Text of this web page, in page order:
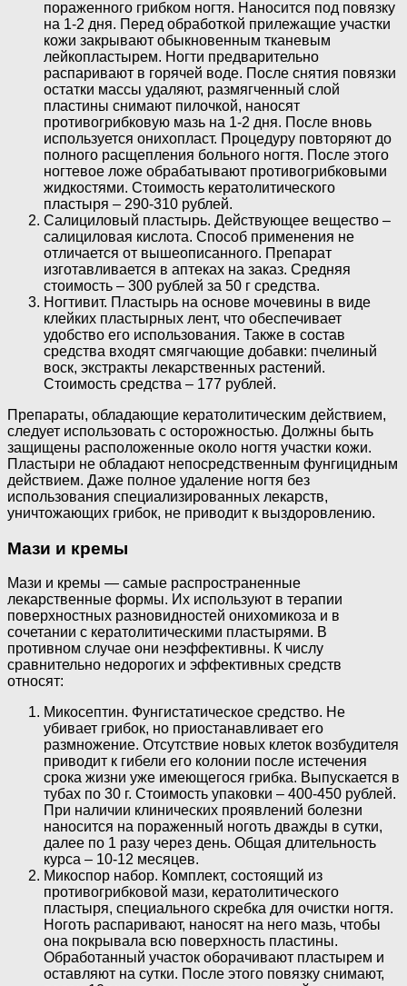
пораженного грибком ногтя. Наносится под повязку
на 1-2 дня. Перед обработкой прилежащие участки
кожи закрывают обыкновенным тканевым
лейкопластырем. Ногти предварительно
распаривают в горячей воде. После снятия повязки
остатки массы удаляют, размягченный слой
пластины снимают пилочкой, наносят
противогрибковую мазь на 1-2 дня. После вновь
используется онихопласт. Процедуру повторяют до
полного расщепления больного ногтя. После этого
ногтевое ложе обрабатывают противогрибковыми
жидкостями. Стоимость кератолитического
пластыря – 290-310 рублей.
Салициловый пластырь. Действующее вещество –
салициловая кислота. Способ применения не
отличается от вышеописанного. Препарат
изготавливается в аптеках на заказ. Средняя
стоимость – 300 рублей за 50 г средства.
Ногтивит. Пластырь на основе мочевины в виде
клейких пластырных лент, что обеспечивает
удобство его использования. Также в состав
средства входят смягчающие добавки: пчелиный
воск, экстракты лекарственных растений.
Стоимость средства – 177 рублей.
Препараты, обладающие кератолитическим действием,
следует использовать с осторожностью. Должны быть
защищены расположенные около ногтя участки кожи.
Пластыри не обладают непосредственным фунгицидным
действием. Даже полное удаление ногтя без
использования специализированных лекарств,
уничтожающих грибок, не приводит к выздоровлению.
Мази и кремы
Мази и кремы — самые распространенные
лекарственные формы. Их используют в терапии
поверхностных разновидностей онихомикоза и в
сочетании с кератолитическими пластырями. В
противном случае они неэффективны. К числу
сравнительно недорогих и эффективных средств
относят:
Микосептин. Фунгистатическое средство. Не
убивает грибок, но приостанавливает его
размножение. Отсутствие новых клеток возбудителя
приводит к гибели его колонии после истечения
срока жизни уже имеющегося грибка. Выпускается в
тубах по 30 г. Стоимость упаковки – 400-450 рублей.
При наличии клинических проявлений болезни
наносится на пораженный ноготь дважды в сутки,
далее по 1 разу через день. Общая длительность
курса – 10-12 месяцев.
Микоспор набор. Комплект, состоящий из
противогрибковой мази, кератолитического
пластыря, специального скребка для очистки ногтя.
Ноготь распаривают, наносят на него мазь, чтобы
она покрывала всю поверхность пластины.
Обработанный участок оборачивают пластырем и
оставляют на сутки. После этого повязку снимают,